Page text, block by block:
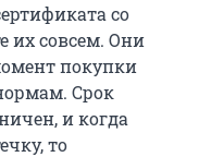
со
их совсем. Они
покупки
Срок
и когда
то